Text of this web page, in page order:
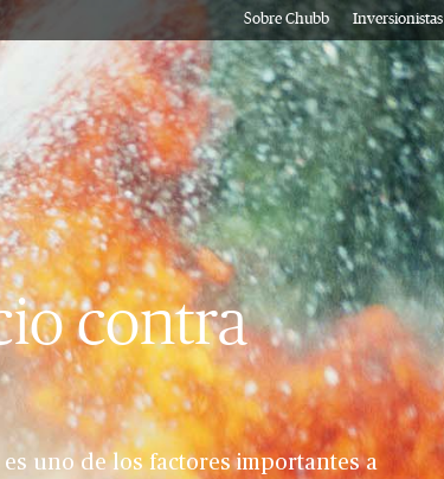
Sobre Chubb Inversionistas
contra
uno de los factores importantes a